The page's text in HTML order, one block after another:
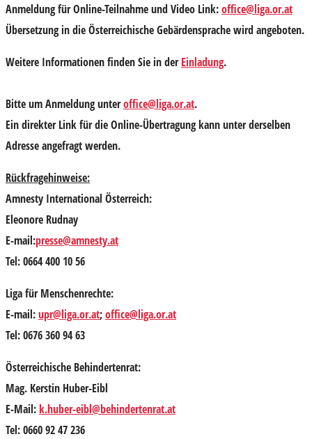
Anmeldung für Online-Teilnahme und Video Link:office@liga.or.at
Übersetzung in die Österreichische Gebärdensprache wird angeboten.
Weitere Informationen finden Sie in derEinladung.
Bitte umAnmeldung unteroffice@liga.or.at.
Ein direkter Link für die Online-Übertragung kann unter derselben
Adresse angefragt werden.
Rückfragehinweise:
Amnesty International Österreich:
Eleonore Rudnay
E-mail:presse@amnesty.at
Tel: 0664 400 10 56
Liga für Menschenrechte:
E-mail:upr@liga.or.at;office@liga.or.at
Tel: 0676 360 94 63
Österreichische Behindertenrat:
Mag. Kerstin Huber-Eibl
E-Mail:k.huber-eibl@behindertenrat.at
Tel: 0660 92 47 236